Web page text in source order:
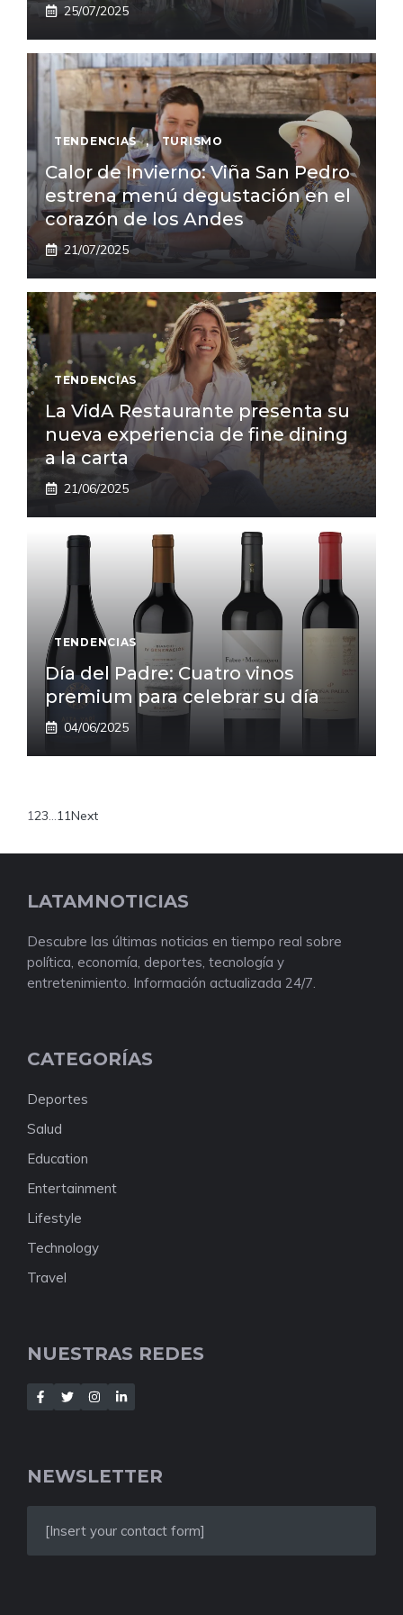
25/07/2025
TENDENCIAS , TURISMO
Calor de Invierno: Viña San Pedro
estrena menú degustación en el
corazón de los Andes
21/07/2025
TENDENCIAS
La VidA Restaurante presenta su
nueva experiencia de fine dining
a la carta
21/06/2025
TENDENCIAS
Día del Padre: Cuatro vinos
premium para celebrar su día
04/06/2025
123…11Next
LATAMNOTICIAS
Descubre las últimas noticias en tiempo real sobre
política, economía, deportes, tecnología y
entretenimiento. Información actualizada 24/7.
CATEGORÍAS
Deportes
Salud
Education
Entertainment
Lifestyle
Technology
Travel
NUESTRAS REDES
NEWSLETTER
[Insert your contact form]